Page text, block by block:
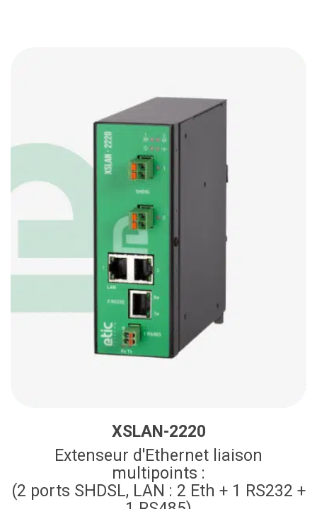
XSLAN-2220
Extenseur d'Ethernet liaison
multipoints :
(2 ports SHDSL, LAN : 2 Eth + 1 RS232 +